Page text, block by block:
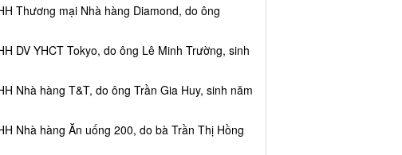
Thương mại Nhà hàng Diamond, do ông
DV YHCT Tokyo, do ông Lê Minh Trường, sinh
Nhà hàng T&T, do ông Trần Gia Huy, sinh năm
Nhà hàng Ăn uống 200, do bà Trần Thị Hồng